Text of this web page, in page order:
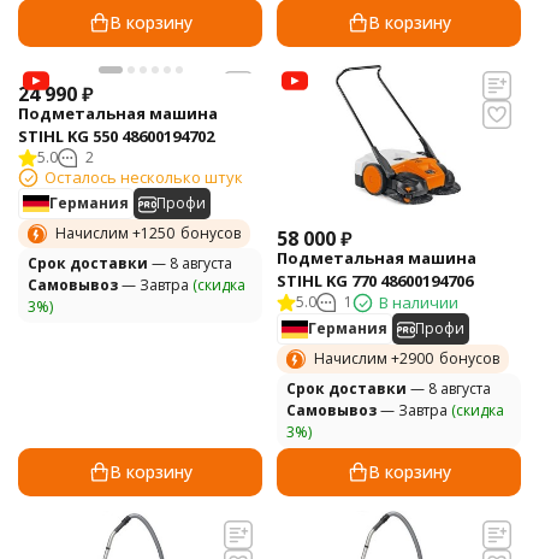
В корзину В корзину
24 990₽
Подметальная машина
STIHL KG 550 48600194702
5.0 2
Осталось несколько штук
Германия
Профи
Начислим +1250 бонусов
Cрок доставки — 8 августа
Самовывоз— Завтра (скидка
3%)
В корзину
58 000₽
Подметальная машина
STIHL KG 770 48600194706
5.0 1 В наличии
Германия
Профи
Начислим +2900 бонусов
Cрок доставки — 8 августа
Самовывоз— Завтра (скидка
3%)
В корзину